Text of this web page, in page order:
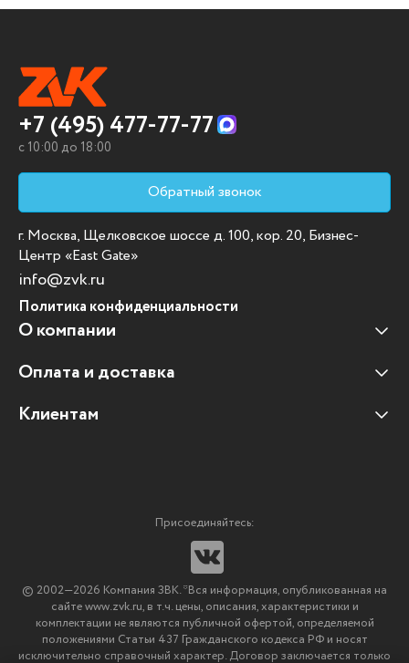
+7 (495) 477-77-77
c 10:00 до 18:00
Обратный звонок
г. Москва, Щелковское шоссе д. 100, кор. 20, Бизнес-
Центр «East Gate»
info@zvk.ru
Политика конфиденциальности
О компании
Наши клиенты
Отзывы клиентов
Оплата и доставка
Оплата и доставка
Клиентам
Мультимедийное оборудование
Импортозамещение ПО
© 2002—2026 Компания ЗВК. *Вся информация, опубликованная на
сайте www.zvk.ru, в т.ч. цены, описания, характеристики и
комплектации не являются публичной офертой, определяемой
положениями Статьи 437 Гражданского кодекса РФ и носят
исключительно справочный характер. Договор заключается только
Присоединяйтесь: